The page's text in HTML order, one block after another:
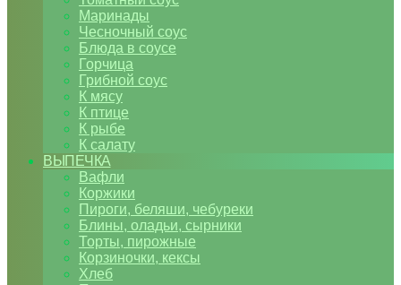
Маринады
Чесночный соус
Блюда в соусе
Горчица
Грибной соус
К мясу
К птице
К рыбе
К салату
ВЫПЕЧКА
Вафли
Коржики
Пироги, беляши, чебуреки
Блины, оладьи, сырники
Торты, пирожные
Корзиночки, кексы
Хлеб